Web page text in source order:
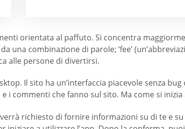
orientata al paffuto. Si concentra
combinazione di parole; ‘fee’
alle persone di divertirsi.
Il sito ha un’interfaccia piacevole senza
commenti che fanno sul sito. Ma come si inizia
richiesto di fornire informazioni su di te e